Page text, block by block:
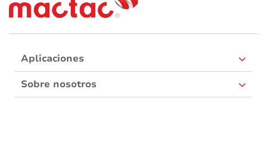
Aplicaciones
Sobre nosotros